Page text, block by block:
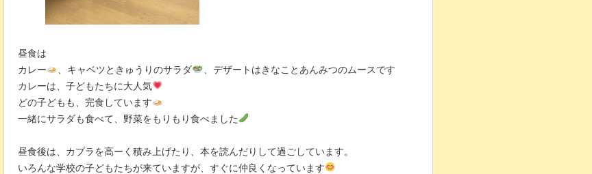
昼食は
カレー
、キャベツときゅうりのサラダ
、デザートはきなことあんみつのムースです
カレーは、子どもたちに大人気
どの子どもも、完食しています
一緒にサラダも食べて、野菜をもりもり食べました
昼食後は、カプラを高ーく積み上げたり、本を読んだりして過ごしています。
いろんな学校の子どもたちが来ていますが、すぐに仲良くなっています